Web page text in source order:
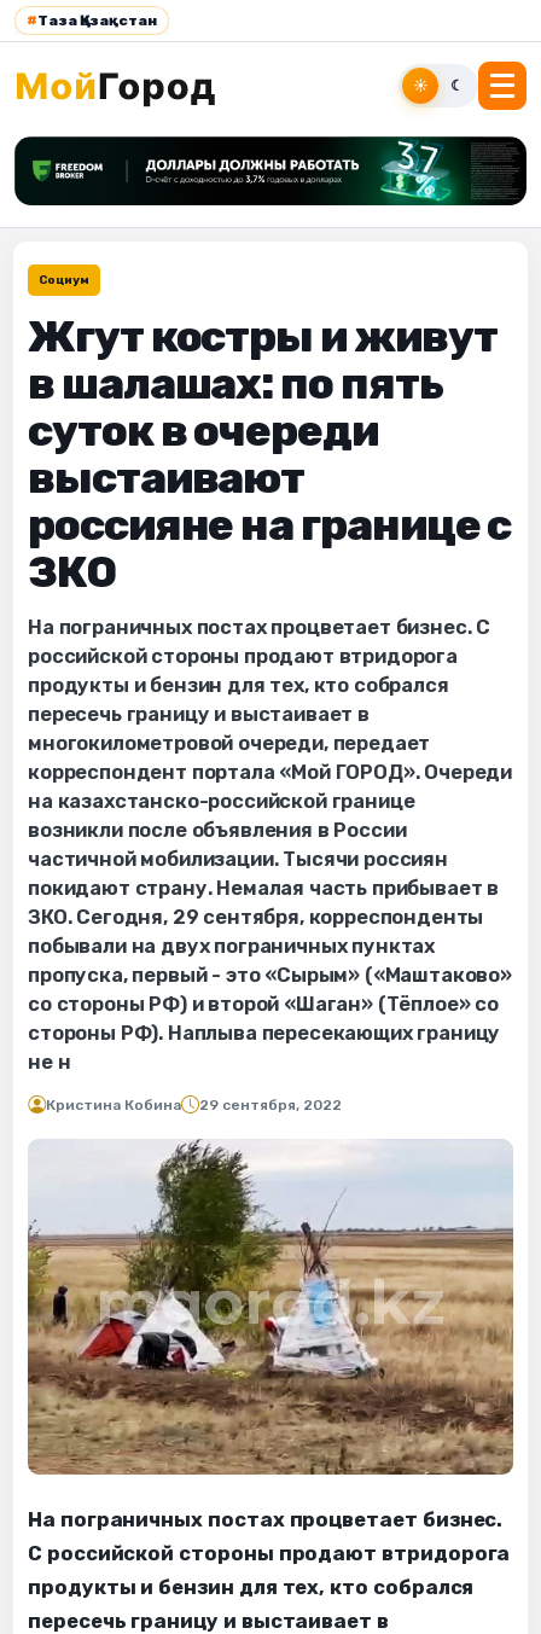
#Таза Қазақстан
☀ ☾
Социум
Жгут костры и живут
в шалашах: по пять
суток в очереди
выстаивают
россияне на границе с
ЗКО
На пограничных постах процветает бизнес. С
российской стороны продают втридорога
продукты и бензин для тех, кто собрался
пересечь границу и выстаивает в
многокилометровой очереди, передает
корреспондент портала «‎‎Мой ГОРОД». Очереди
на казахстанско-российской границе
возникли после объявления в России
частичной мобилизации. Тысячи россиян
покидают страну. Немалая часть прибывает в
ЗКО. Сегодня, 29 сентября, корреспонденты
побывали на двух пограничных пунктах
пропуска, первый - это «‎‎Сырым» («Маштаково»
со стороны РФ) и второй «Шаган» (Тёплое» со
стороны РФ). Наплыва пересекающих границу
не н
Кристина Кобина 29 сентября, 2022
На пограничных постах процветает бизнес.
С российской стороны продают втридорога
продукты и бензин для тех, кто собрался
пересечь границу и выстаивает в